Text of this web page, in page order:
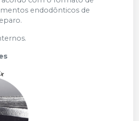
endodônticos de